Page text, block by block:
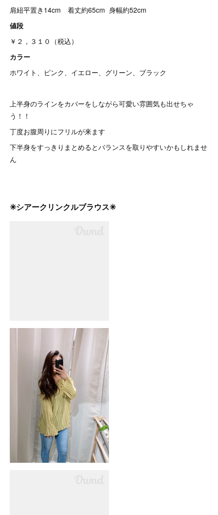
肩紐平置き14cm 着丈約65cm 身幅約52cm
値段
￥２，３１０（税込）
カラー
ホワイト、ピンク、イエロー、グリーン、ブラック
上半身のラインをカバーをしながら可愛い雰囲気も出せちゃ
う！！
丁度お腹周りにフリルが来ます
下半身をすっきりまとめるとバランスを取りやすいかもしれませ
ん
✳︎シアークリンクルブラウス✳︎